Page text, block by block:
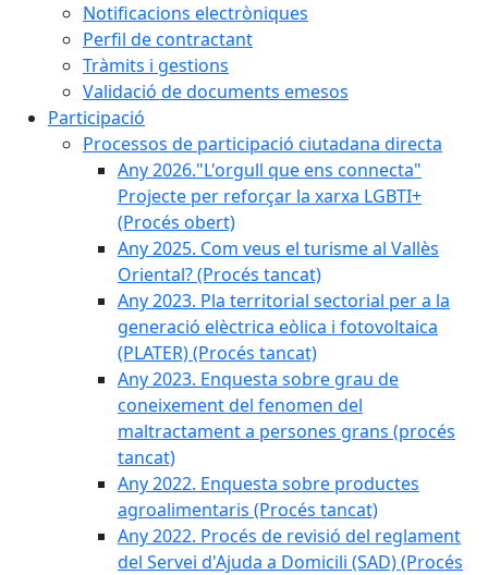
Notificacions electròniques
Perfil de contractant
Tràmits i gestions
Validació de documents emesos
Participació
Processos de participació ciutadana directa
Any 2026."L'orgull que ens connecta"
Projecte per reforçar la xarxa LGBTI+
(Procés obert)
Any 2025. Com veus el turisme al Vallès
Oriental? (Procés tancat)
Any 2023. Pla territorial sectorial per a la
generació elèctrica eòlica i fotovoltaica
(PLATER) (Procés tancat)
Any 2023. Enquesta sobre grau de
coneixement del fenomen del
maltractament a persones grans (procés
tancat)
Any 2022. Enquesta sobre productes
agroalimentaris (Procés tancat)
Any 2022. Procés de revisió del reglament
del Servei d'Ajuda a Domicili (SAD) (Procés